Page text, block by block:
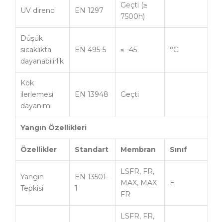
UV direnci EN 1297
Geçti (≥
7500h)
Düşük
sıcaklıkta
dayanabilirlik
EN 495-5 ≤ -45 °C
Kök
ilerlemesi
dayanımı
EN 13948 Geçti
Yangın Özellikleri
Özellikler Standart Membran Sınıf
Yangın
Tepkisi
EN 13501-
1
LSFR, FR,
MAX, MAX
FR
E
LSFR, FR,